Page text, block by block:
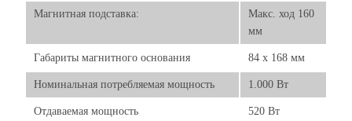
Магнитная подставка:
Макс. ход 160
мм
Габариты магнитного основания 84 x 168 мм
Номинальная потребляемая мощность 1.000 Вт
Отдаваемая мощность 520 Вт